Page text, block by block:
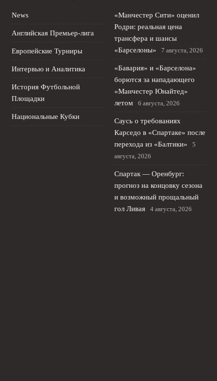
News
Английская Премьер-лига
Европейские Турниры
Интервью и Аналитика
История Футбольной
Площадки
Национальные Кубки
«Манчестер Сити» оценил
Родри: реальная цена
трансфера и шансы
«Барселоны»
7 августа, 2026
«Бавария» и «Барселона»
борются за нападающего
«Манчестер Юнайтед»
летом
6 августа, 2026
Саусь о требованиях
Карседо в «Спартаке» после
перехода из «Балтики»
5
августа, 2026
Спартак — Оренбург:
прогноз на концовку сезона
и возможный прощальный
гол Ливая
4 августа, 2026